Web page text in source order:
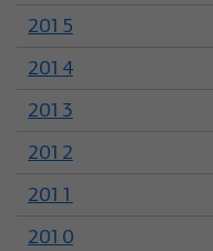
2015
2014
2013
2012
2011
2010